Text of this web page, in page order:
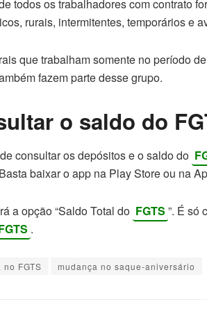
todos os trabalhadores com contrato
rurais, intermitentes, temporários e
que trabalham somente no período
fazem parte desse grupo.
o saldo do
consultar os depósitos e o saldo do
baixar o app na Play Store ou na
a opção “Saldo Total do FGTS ”. É só
.
FGTS mudança no saque-aniversário